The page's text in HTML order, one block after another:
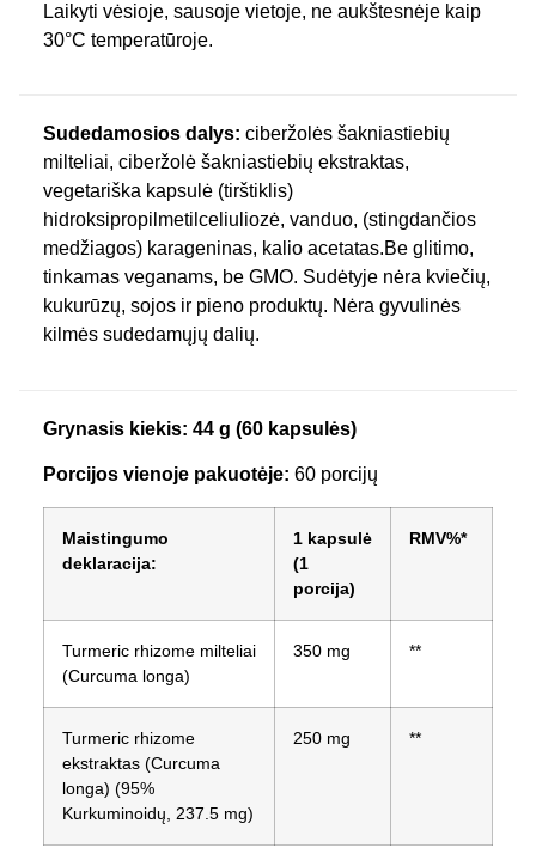
Laikyti vėsioje, sausoje vietoje, ne aukštesnėje kaip
30°C temperatūroje.
Sudedamosios dalys: ciberžolės šakniastiebių
milteliai, ciberžolė šakniastiebių ekstraktas,
vegetariška kapsulė (tirštiklis)
hidroksipropilmetilceliuliozė, vanduo, (stingdančios
medžiagos) karageninas, kalio acetatas.Be glitimo,
tinkamas veganams, be GMO. Sudėtyje nėra kviečių,
kukurūzų, sojos ir pieno produktų. Nėra gyvulinės
kilmės sudedamųjų dalių.
Grynasis kiekis: 44 g (60 kapsulės)
Porcijos vienoje pakuotėje: 60 porcijų
Maistingumo
deklaracija:
1 kapsulė
(1
porcija)
RMV%*
Turmeric rhizome milteliai
(Curcuma longa)
350 mg **
Turmeric rhizome
ekstraktas (Curcuma
longa) (95%
Kurkuminoidų, 237.5 mg)
250 mg **